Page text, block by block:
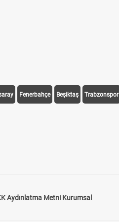
Fenerbahçe Beşiktaş Trabzonspor
Aydınlatma Metni Kurumsal